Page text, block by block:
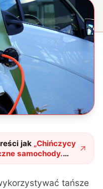
jak „Chińczycy
samochody.
podstawowy
tańsze